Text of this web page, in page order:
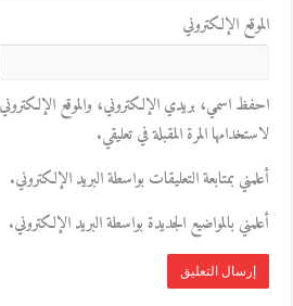
الموقع الإلكتروني
احفظ اسمي، بريدي الإلكتروني، والموقع
لاستخدامها المرة المقبلة في تعليقي.
أعلمني بمتابعة التعليقات بواسطة البريد الإلكتروني.
أعلمني بالمواضيع الجديدة بواسطة البريد الإلكتروني.